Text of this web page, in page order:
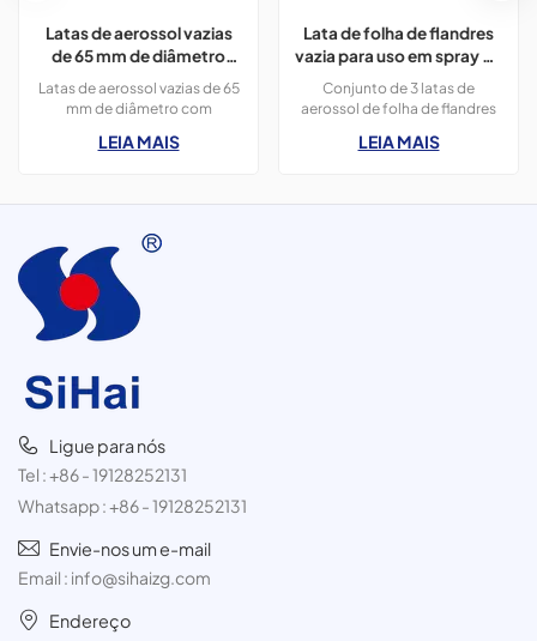
Latas de aerossol vazias
de 65 mm de diâmetro
com impressão em cores
CMYK, 300 ml, para tinta
Latas de aerossol vazias de 65
mm de diâmetro com
400 ml, para tinta spray,
LEIA MAIS
Lata de folha de flandres
vazia para uso em spray de
aerossol de espuma de
barbear.
Conjunto de 3 latas de
aerossol de folha de flandres
geralmente utilizadas para
desodorante em spray e spray
LEIA MAIS
Ligue para nós
Tel :+86 - 19128252131
Whatsapp :+86 - 19128252131
Envie-nos um e-mail
Email : info@sihaizg.com
Endereço